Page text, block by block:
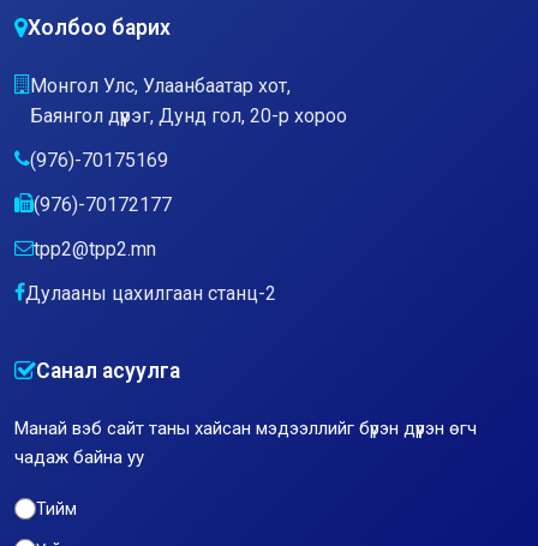
Холбоо барих
Монгол Улс, Улаанбаатар хот,
Баянгол дүүрэг, Дунд гол, 20-р хороо
(976)-70175169
(976)-70172177
tpp2@tpp2.mn
Дулааны цахилгаан станц-2
Санал асуулга
Манай вэб сайт таны хайсан мэдээллийг бүрэн дүүрэн өгч
чадаж байна уу
Тийм